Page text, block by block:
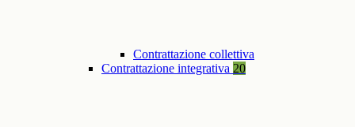
Contrattazione collettiva
Contrattazione integrativa 20